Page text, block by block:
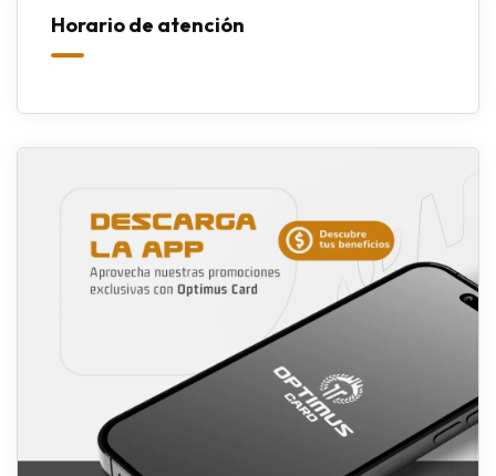
Horario de atención